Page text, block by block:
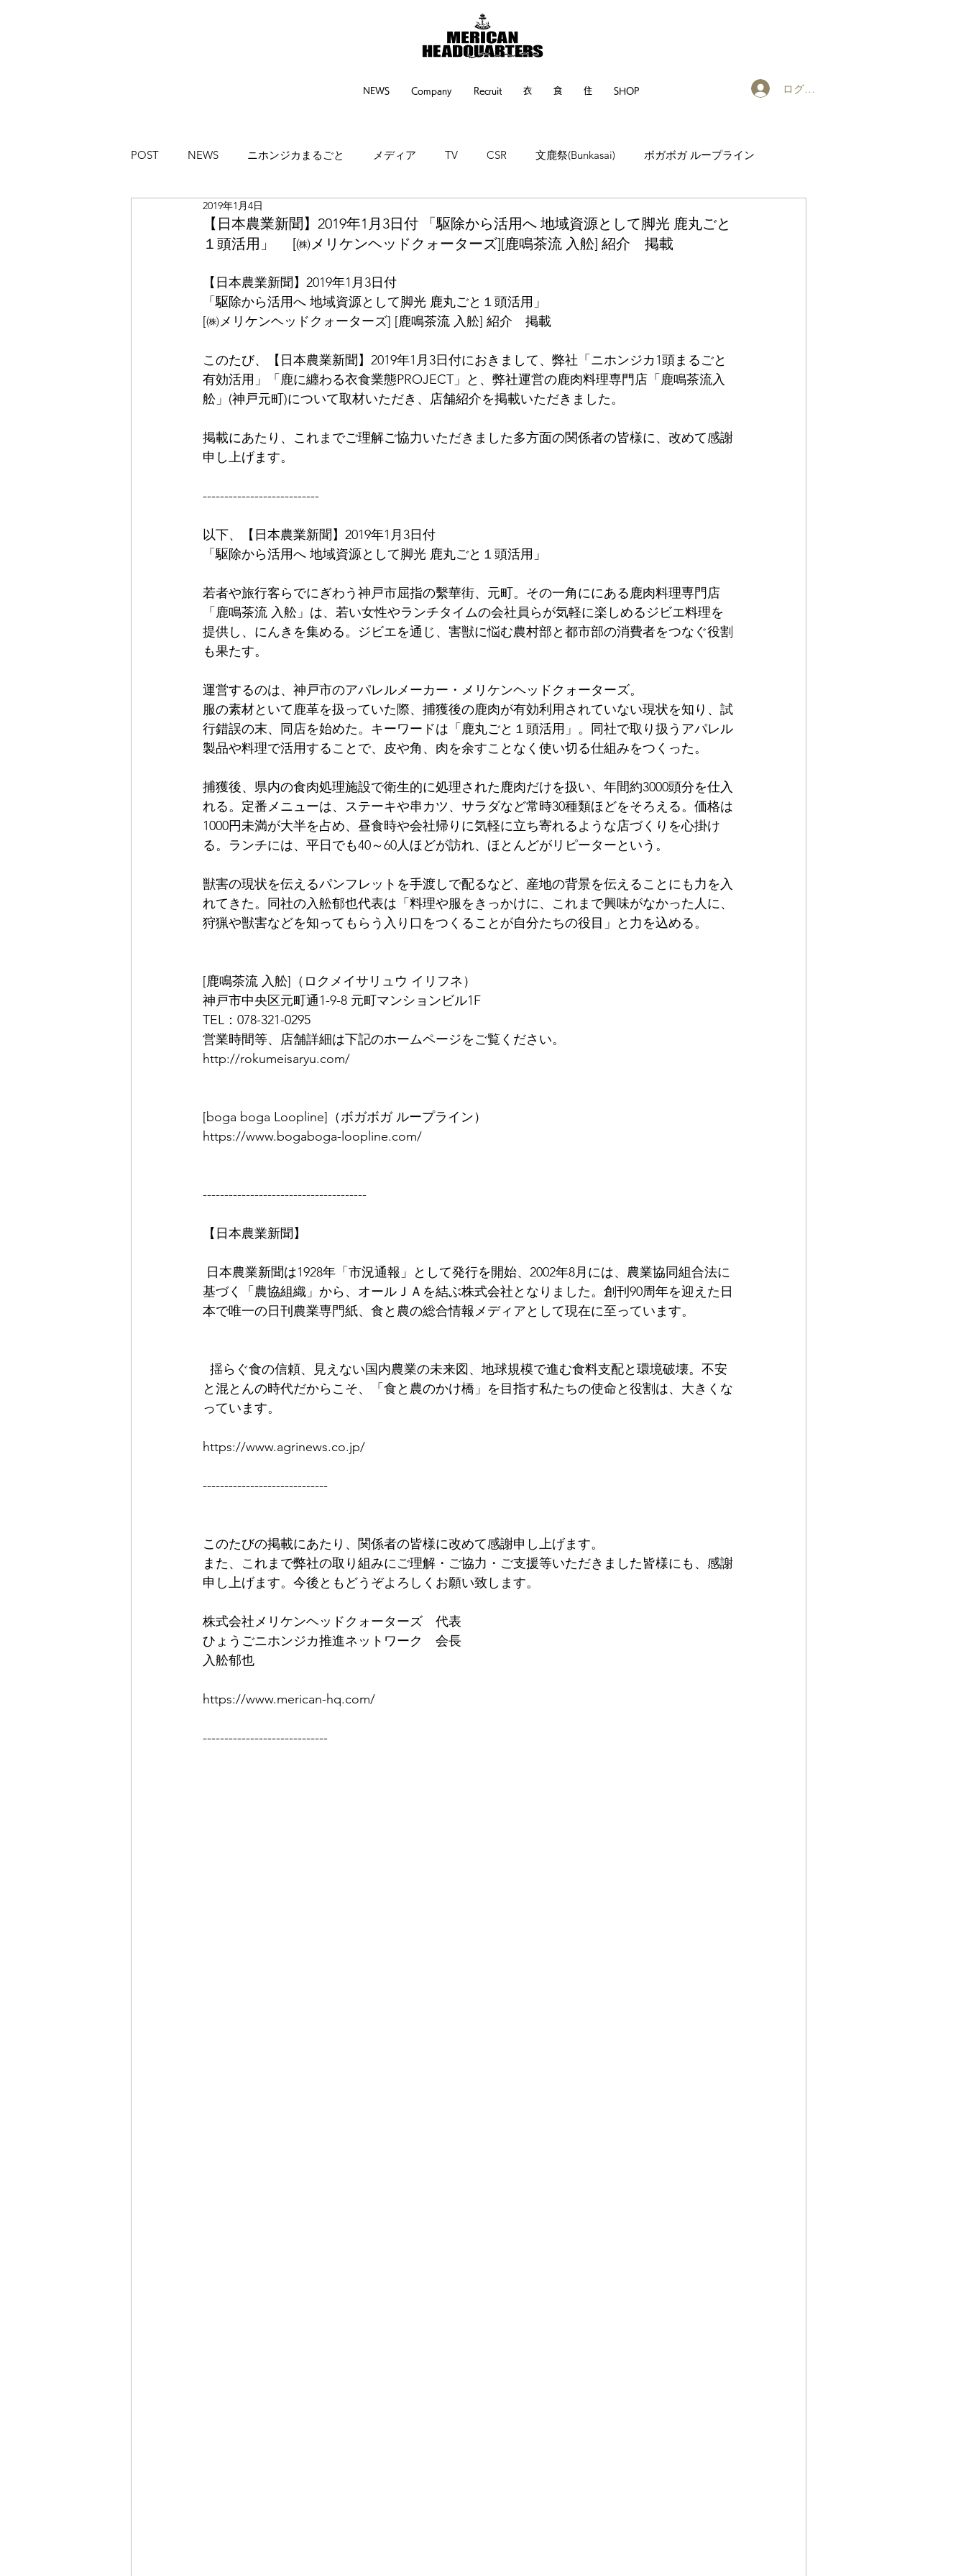
NEWS Company Recruit 衣 食 住 SHOP ログイン
POST NEWS ニホンジカまるごと メディア TV CSR 文鹿祭(Bunkasai) ボガボガ ループライン
ハイカラブルバード
【日本農業新聞】2019年1月3日付 「駆除から活用へ 地域資源として脚光 鹿丸ごと
１頭活用」 [㈱メリケンヘッドクォーターズ][鹿鳴茶流 入舩] 紹介 掲載
2019年1月4日
【日本農業新聞】2019年1月3日付
「駆除から活用へ 地域資源として脚光 鹿丸ごと１頭活用」
[㈱メリケンヘッドクォーターズ] [鹿鳴茶流 入舩] 紹介　掲載
このたび、【日本農業新聞】2019年1月3日付におきまして、弊社「ニホンジカ1頭まるごと
有効活用」「鹿に纏わる衣食業態PROJECT」と、弊社運営の鹿肉料理専門店「鹿鳴茶流入
舩」(神戸元町)について取材いただき、店舗紹介を掲載いただきました。
掲載にあたり、これまでご理解ご協力いただきました多方面の関係者の皆様に、改めて感謝
申し上げます。
---------------------------
以下、【日本農業新聞】2019年1月3日付
「駆除から活用へ 地域資源として脚光 鹿丸ごと１頭活用」
若者や旅行客らでにぎわう神戸市屈指の繫華街、元町。その一角ににある鹿肉料理専門店
「鹿鳴茶流 入舩」は、若い女性やランチタイムの会社員らが気軽に楽しめるジビエ料理を
提供し、にんきを集める。ジビエを通じ、害獣に悩む農村部と都市部の消費者をつなぐ役割
も果たす。
運営するのは、神戸市のアパレルメーカー・メリケンヘッドクォーターズ。
服の素材といて鹿革を扱っていた際、捕獲後の鹿肉が有効利用されていない現状を知り、試
行錯誤の末、同店を始めた。キーワードは「鹿丸ごと１頭活用」。同社で取り扱うアパレル
製品や料理で活用することで、皮や角、肉を余すことなく使い切る仕組みをつくった。
捕獲後、県内の食肉処理施設で衛生的に処理された鹿肉だけを扱い、年間約3000頭分を仕入
れる。定番メニューは、ステーキや串カツ、サラダなど常時30種類ほどをそろえる。価格は
1000円未満が大半を占め、昼食時や会社帰りに気軽に立ち寄れるような店づくりを心掛け
る。ランチには、平日でも40～60人ほどが訪れ、ほとんどがリピーターという。
獣害の現状を伝えるパンフレットを手渡しで配るなど、産地の背景を伝えることにも力を入
れてきた。同社の入舩郁也代表は「料理や服をきっかけに、これまで興味がなかった人に、
狩猟や獣害などを知ってもらう入り口をつくることが自分たちの役目」と力を込める。
[鹿鳴茶流 入舩]（ロクメイサリュウ イリフネ）
神戸市中央区元町通1-9-8 元町マンションビル1F
TEL：078-321-0295
営業時間等、店舗詳細は下記のホームページをご覧ください。
http://rokumeisaryu.com/
[boga boga Loopline]（ボガボガ ループライン）
https://www.bogaboga-loopline.com/
--------------------------------------
【日本農業新聞】
基づく「農協組織」から、オールＪＡを結ぶ株式会社となりました。創刊90周年を迎えた日
本で唯一の日刊農業専門紙、食と農の総合情報メディアとして現在に至っています。
と混とんの時代だからこそ、「食と農のかけ橋」を目指す私たちの使命と役割は、大きくな
っています。
https://www.agrinews.co.jp/
-----------------------------
このたびの掲載にあたり、関係者の皆様に改めて感謝申し上げます。
また、これまで弊社の取り組みにご理解・ご協力・ご支援等いただきました皆様にも、感謝
申し上げます。今後ともどうぞよろしくお願い致します。
株式会社メリケンヘッドクォーターズ　代表
ひょうごニホンジカ推進ネットワーク　会長
入舩郁也
https://www.merican-hq.com/
-----------------------------